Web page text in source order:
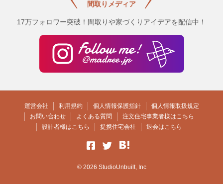
間取りメディア
17万フォロワー突破！間取りや家づくりアイデアを配信中！
運営会社 利用規約 個人情報保護指針
個人情報取扱規定
お問い合わせ
よくある質問
注文住宅事業者様はこちら
設計者様はこちら
提携住宅会社 退会はこちら
© 2026 StudioUnbuilt, Inc